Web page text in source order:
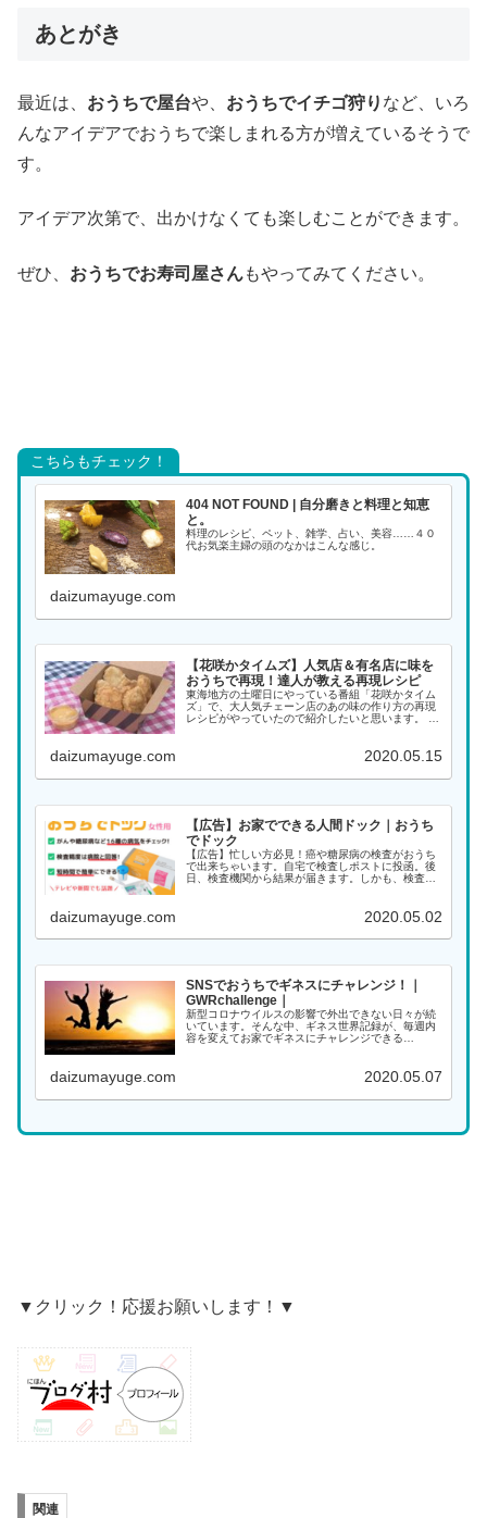
あとがき
最近は、 おうちで屋台や、 おうちでイチゴ狩り など、いろ
んなアイデアでおうちで楽しまれる方が増えているそうで
す。
アイデア次第で、出かけなくても楽しむことができます。
ぜひ、 おうちでお寿司屋さんもやってみてください。
こちらもチェック！
404 NOT FOUND | 自分磨きと料理と知恵
と。
料理のレシピ、ペット、雑学、占い、美容……４０
代お気楽主婦の頭のなかはこんな感じ。
daizumayuge.com
【花咲かタイムズ】人気店＆有名店に味を
おうちで再現！達人が教える再現レシピ
東海地方の土曜日にやっている番組「花咲かタイム
ズ」で、大人気チェーン店のあの味の作り方の再現
レシピがやっていたので紹介したいと思います。 再
daizumayuge.com 2020.05.15
【広告】お家でできる人間ドック｜おうち
でドック
【広告】忙しい方必見！癌や糖尿病の検査がおうち
で出来ちゃいます。自宅で検査しポストに投函。後
日、検査機関から結果が届きます。しかも、検査の
daizumayuge.com 2020.05.02
SNSでおうちでギネスにチャレンジ！｜
GWRchallenge｜
新型コロナウイルスの影響で外出できない日々が続
いています。そんな中、ギネス世界記録が、毎週内
容を変えてお家でギネスにチャレンジできる
daizumayuge.com 2020.05.07
▼クリック！応援お願いします！▼
関連